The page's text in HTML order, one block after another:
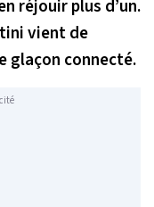
réjouir plus d’un.
vient de
glaçon connecté.